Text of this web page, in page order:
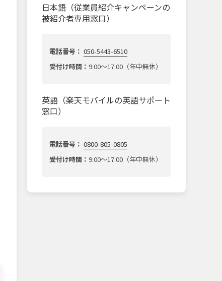
日本語（従業員紹介キャンペーンの
被紹介者専用窓口）
電話番号： 050-5443-6510
受付け時間： 9:00～17:00（年中無休）
英語（楽天モバイルの英語サポート
窓口）
電話番号： 0800-805-0805
受付け時間： 9:00～17:00（年中無休）